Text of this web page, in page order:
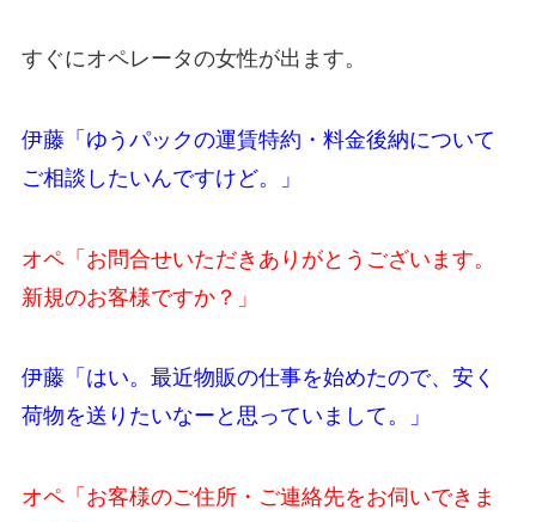
すぐにオペレータの女性が出ます。
伊藤「ゆうパックの運賃特約・料金後納について
ご相談したいんですけど。」
オペ「お問合せいただきありがとうございます。
新規のお客様ですか？」
伊藤「はい。最近物販の仕事を始めたので、安く
荷物を送りたいなーと思っていまして。」
オペ「お客様のご住所・ご連絡先をお伺いできま